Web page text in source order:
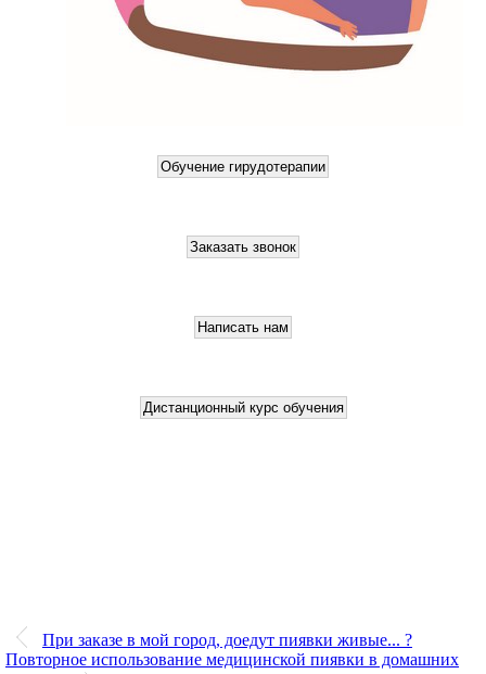
При заказе в мой город, доедут пиявки живые... ?
Повторное использование медицинской пиявки в домашних